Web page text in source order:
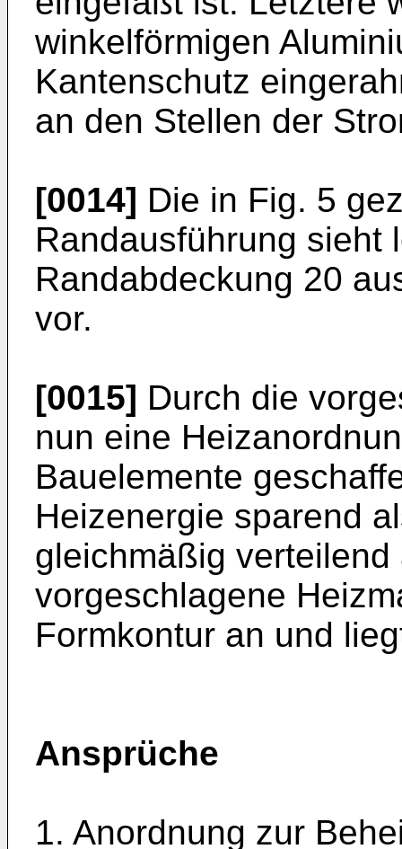
winkelförmigen
Kantenschutz
an den Stellen der
[0014] Die in Fig. 5
Randausführung sieht
Randabdeckung 20
vor.
[0015] Durch die
nun eine
Bauelemente
Heizenergie sparend
gleichmäßig
vorgeschlagene
Formkontur an und
Ansprüche
1. Anordnung zur